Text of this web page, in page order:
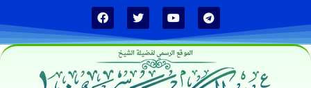
الموقع الرسمي لفضيلة الشيخ